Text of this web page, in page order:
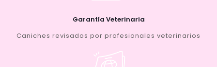
Garantía Veterinaria
Caniches revisados por profesionales veterinarios